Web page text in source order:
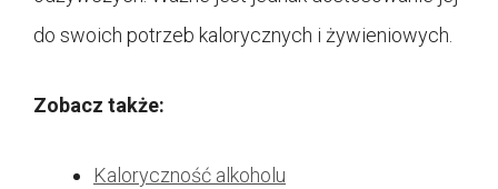
do swoich potrzeb kalorycznych i żywieniowych.
Zobacz także:
Kaloryczność alkoholu